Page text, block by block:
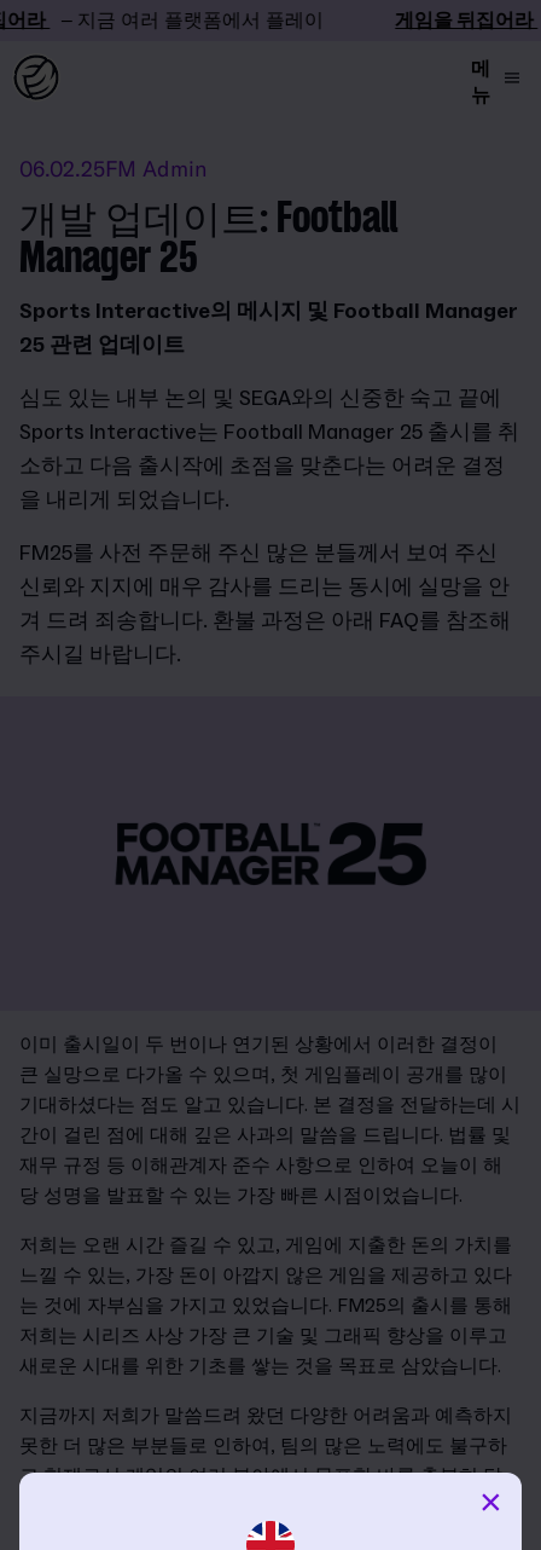
– 지금 여러 플랫폼에서 플레이 게임을 뒤집어라
메
뉴
06.02.25FM Admin
개발 업데이트: Football
Manager 25
Sports Interactive의 메시지 및 Football Manager
25 관련 업데이트
심도 있는 내부 논의 및 SEGA와의 신중한 숙고 끝에
Sports Interactive는 Football Manager 25 출시를 취
소하고 다음 출시작에 초점을 맞춘다는 어려운 결정
을 내리게 되었습니다.
FM25를 사전 주문해 주신 많은 분들께서 보여 주신
신뢰와 지지에 매우 감사를 드리는 동시에 실망을 안
겨 드려 죄송합니다. 환불 과정은 아래 FAQ를 참조해
주시길 바랍니다.
이미 출시일이 두 번이나 연기된 상황에서 이러한 결정이
큰 실망으로 다가올 수 있으며, 첫 게임플레이 공개를 많이
기대하셨다는 점도 알고 있습니다. 본 결정을 전달하는데 시
간이 걸린 점에 대해 깊은 사과의 말씀을 드립니다. 법률 및
재무 규정 등 이해관계자 준수 사항으로 인하여 오늘이 해
당 성명을 발표할 수 있는 가장 빠른 시점이었습니다.
저희는 오랜 시간 즐길 수 있고, 게임에 지출한 돈의 가치를
느낄 수 있는, 가장 돈이 아깝지 않은 게임을 제공하고 있다
는 것에 자부심을 가지고 있었습니다. FM25의 출시를 통해
저희는 시리즈 사상 가장 큰 기술 및 그래픽 향상을 이루고
새로운 시대를 위한 기초를 쌓는 것을 목표로 삼았습니다.
지금까지 저희가 말씀드려 왔던 다양한 어려움과 예측하지
못한 더 많은 부분들로 인하여, 팀의 많은 노력에도 불구하
고 현재로선 게임의 여러 분야에서 목표한 바를 충분히 달
성하지 못한 상황입니다. 출시 지연에 대한 결정은 게임을
목표한 수준에 다가가게 하기 위해서 내린 것이었으나, 해
×